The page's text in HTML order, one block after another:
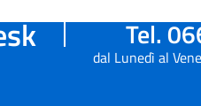
Tel.
dal Lunedì al